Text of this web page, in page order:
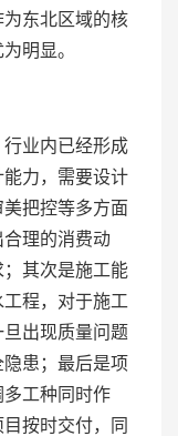
东北区域的核
明显。
业内已经形成
力，需要设计
把控等多方面
理的消费动
其次是施工能
程，对于施工
出现质量问题
患；最后是项
工种同时作
按时交付，同